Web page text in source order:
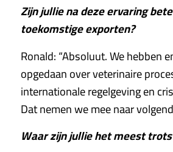
Zijn jullie na deze ervaring
toekomstige exporten?
Ronald: “Absoluut. We hebben
opgedaan over veterinaire
internationale regelgeving en
Dat nemen we mee naar
Waar zijn jullie het meest